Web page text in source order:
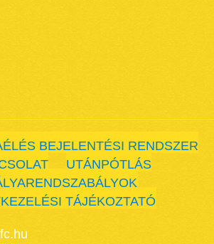
BEJELENTÉSI RENDSZER
UTÁNPÓTLÁS
TÁJÉKOZTATÓ